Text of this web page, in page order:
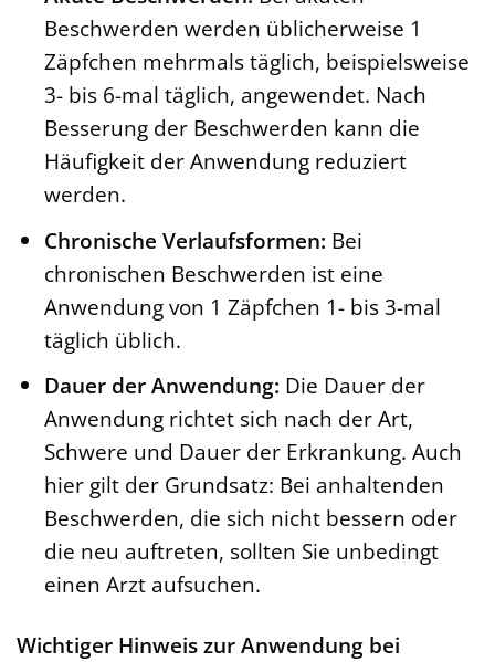
Beschwerden werden üblicherweise 1
Zäpfchen mehrmals täglich, beispielsweise
3- bis 6-mal täglich, angewendet. Nach
Besserung der Beschwerden kann die
Häufigkeit der Anwendung reduziert
werden.
Chronische Verlaufsformen: Bei
chronischen Beschwerden ist eine
Anwendung von 1 Zäpfchen 1- bis 3-mal
täglich üblich.
Dauer der Anwendung: Die Dauer der
Anwendung richtet sich nach der Art,
Schwere und Dauer der Erkrankung. Auch
hier gilt der Grundsatz: Bei anhaltenden
Beschwerden, die sich nicht bessern oder
die neu auftreten, sollten Sie unbedingt
einen Arzt aufsuchen.
Wichtiger Hinweis zur Anwendung bei